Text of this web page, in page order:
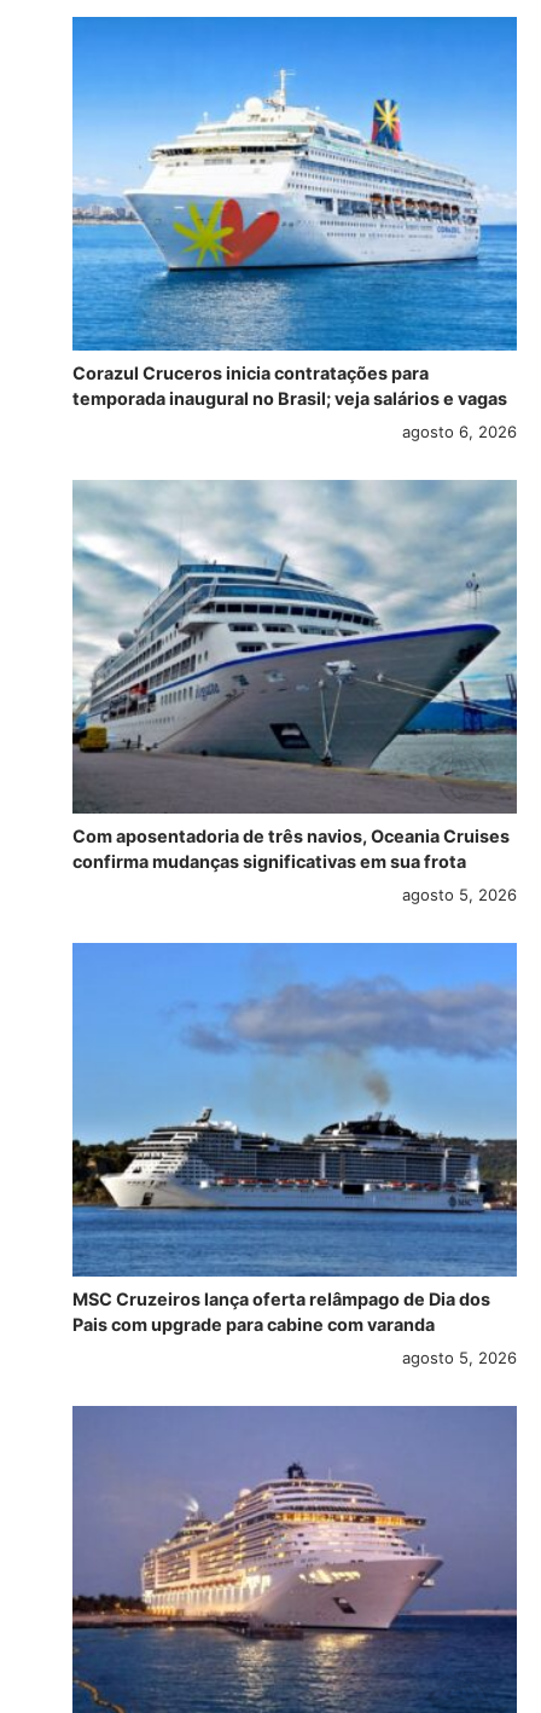
Corazul Cruceros inicia contratações para
temporada inaugural no Brasil; veja salários e vagas
agosto 6, 2026
Com aposentadoria de três navios, Oceania Cruises
confirma mudanças significativas em sua frota
agosto 5, 2026
MSC Cruzeiros lança oferta relâmpago de Dia dos
Pais com upgrade para cabine com varanda
agosto 5, 2026